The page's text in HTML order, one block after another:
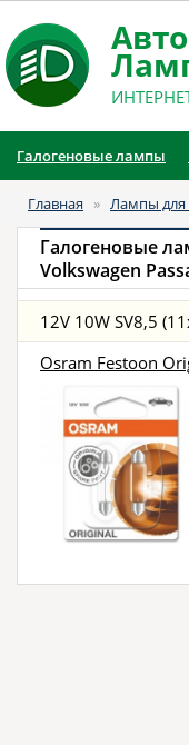
Авто
Галогеновые лампы
Главная » Лампы для
Галогеновые
Volkswagen
12V 10W SV8,5
Osram Festoon